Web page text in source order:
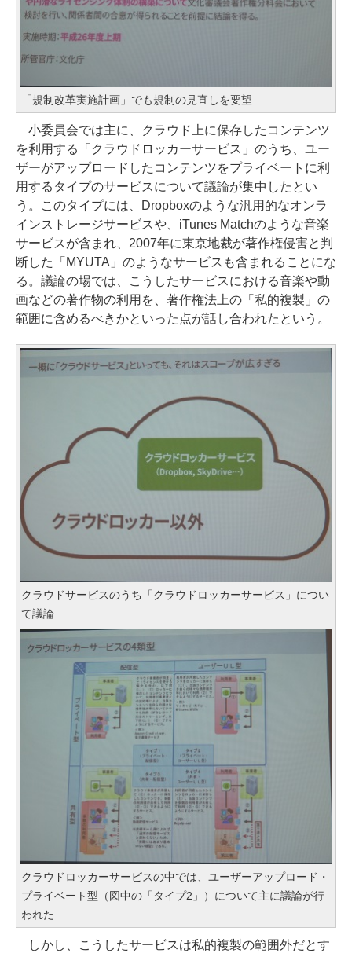
「規制改革実施計画」でも規制の見直しを要望
小委員会では主に、クラウド上に保存したコンテンツ
を利用する「クラウドロッカーサービス」のうち、ユー
ザーがアップロードしたコンテンツをプライベートに利
用するタイプのサービスについて議論が集中したとい
う。このタイプには、Dropboxのような汎用的なオンラ
インストレージサービスや、iTunes Matchのような音楽
サービスが含まれ、2007年に東京地裁が著作権侵害と判
断した「MYUTA」のようなサービスも含まれることにな
る。議論の場では、こうしたサービスにおける音楽や動
画などの著作物の利用を、著作権法上の「私的複製」の
範囲に含めるべきかといった点が話し合われたという。
クラウドサービスのうち「クラウドロッカーサービス」につい
て議論
クラウドロッカーサービスの中では、ユーザーアップロード・
プライベート型（図中の「タイプ2」）について主に議論が行
われた
しかし、こうしたサービスは私的複製の範囲外だとす